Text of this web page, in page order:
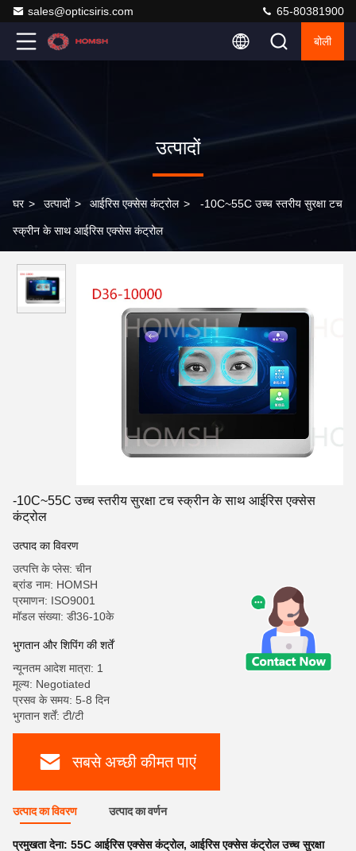
sales@opticsiris.com 65-80381900
बोली
उत्पादों
घर > उत्पादों > आईरिस एक्सेस कंट्रोल > -10C~55C उच्च स्तरीय सुरक्षा टच
स्क्रीन के साथ आईरिस एक्सेस कंट्रोल
-10C~55C उच्च स्तरीय सुरक्षा टच स्क्रीन के साथ आईरिस एक्सेस
कंट्रोल
उत्पाद का विवरण
उत्पत्ति के प्लेस: चीन
ब्रांड नाम: HOMSH
प्रमाणन: ISO9001
मॉडल संख्या: डी36-10के
भुगतान और शिपिंग की शर्तें
न्यूनतम आदेश मात्रा: 1
मूल्य: Negotiated
प्रसव के समय: 5-8 दिन
भुगतान शर्तें: टी/टी
सबसे अच्छी कीमत पाएं
उत्पाद का विवरण उत्पाद का वर्णन
प्रमुखता देना: 55C आईरिस एक्सेस कंट्रोल, आईरिस एक्सेस कंट्रोल उच्च सुरक्षा